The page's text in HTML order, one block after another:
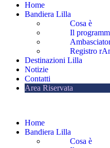
Home
Bandiera Lilla
Cosa è
Il
Registro
Destinazioni Lilla
Notizie
Contatti
Area Riservata
Home
Bandiera Lilla
Cosa è